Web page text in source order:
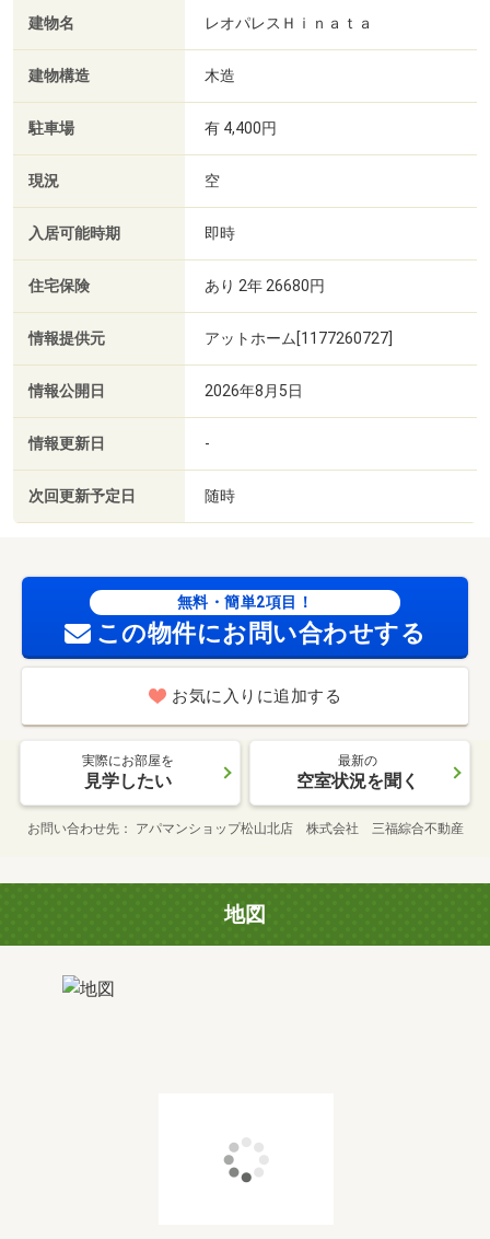
建物名 レオパレスＨｉｎａｔａ
建物構造 木造
駐車場 有 4,400円
現況 空
入居可能時期 即時
住宅保険 あり 2年 26680円
情報提供元 アットホーム[1177260727]
情報公開日 2026年8月5日
情報更新日 -
次回更新予定日 随時
無料・簡単2項目！
この物件にお問い合わせする
お気に入りに追加する
実際にお部屋を
見学したい
最新の
空室状況を聞く
お問い合わせ先 アパマンショップ松山北店 株式会社 三福綜合不動産
地図